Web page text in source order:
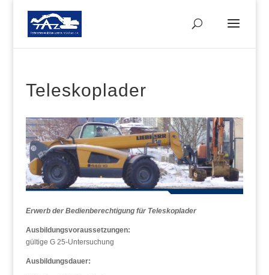
Teleskoplader
Erwerb der Bedienberechtigung für Teleskoplader
Ausbildungsvoraussetzungen:
gültige G 25-Untersuchung
Ausbildungsdauer: